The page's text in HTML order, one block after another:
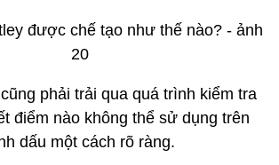
phải trải qua quá trình kiểm tra
điểm nào không thể sử dụng trên
dấu một cách rõ ràng.